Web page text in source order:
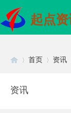
起点资
首页 资讯
资讯